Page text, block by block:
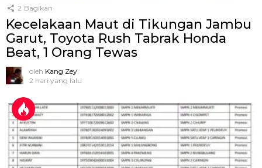
2 Bagikan
Kecelakaan Maut di Tikungan Jambu
Garut, Toyota Rush Tabrak Honda
Beat, 1 Orang Tewas
oleh Kang Zey
2 hari yang lalu